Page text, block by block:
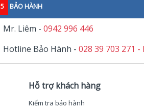
5 BẢO HÀNH
Mr. Liêm -0942 996 446
Hotline Bảo Hành -028 39 703 271 -
Hỗ trợ khách hàng
Kiểm tra bảo hành